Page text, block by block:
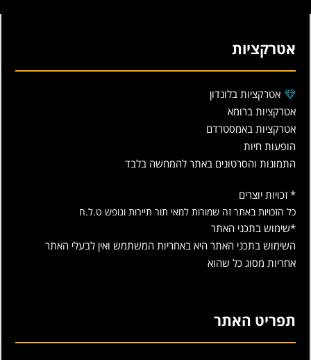
אטרקציות
אטרקציות בלונדון
אטרקציות ברומא
אטרקציות באמסטרדם
הופעות חיות
התמונות והסרטונים באתר להמחשה בלבד
* זכויות יוצרים
כל הזכויות באתר זה שמורות למאי תור תיירות ונופש ט.ל.ח
*שימוש בתכני האתר
השימוש בתכני האתר היא באחריות המשתמש ואין לבעלי האתר
אחריות מסוג כל שהוא
תפריט האתר